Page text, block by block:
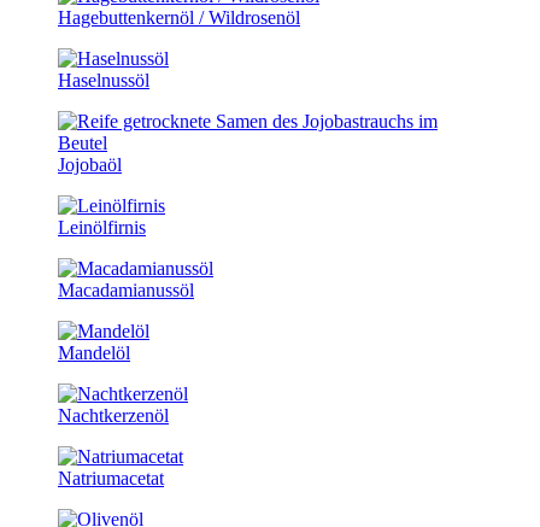
Hagebuttenkernöl / Wildrosenöl
Haselnussöl
Jojobaöl
Leinölfirnis
Macadamianussöl
Mandelöl
Nachtkerzenöl
Natriumacetat